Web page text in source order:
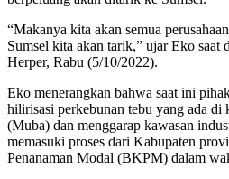
“Makanya kita akan semua
Sumsel kita akan tarik,” ujar Eko saat
Herper, Rabu (5/10/2022).
Eko menerangkan bahwa saat ini
hilirisasi perkebunan tebu yang ada di
(Muba) dan menggarap kawasan
memasuki proses dari Kabupaten
Penanaman Modal (BKPM) dalam